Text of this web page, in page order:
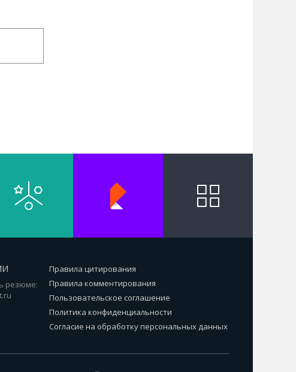
резюме:
Правила цитирования
Правила комментирования
Пользовательское соглашение
Политика конфиденциальности
Согласие на обработку персональных данных